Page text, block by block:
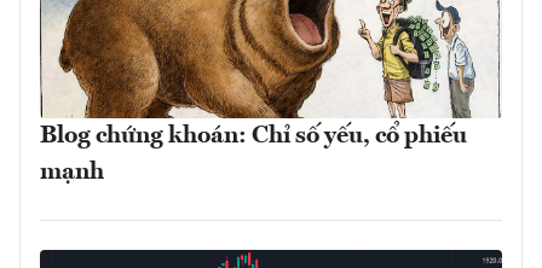
Blog chứng khoán: Chỉ số yếu, cổ phiếu
mạnh